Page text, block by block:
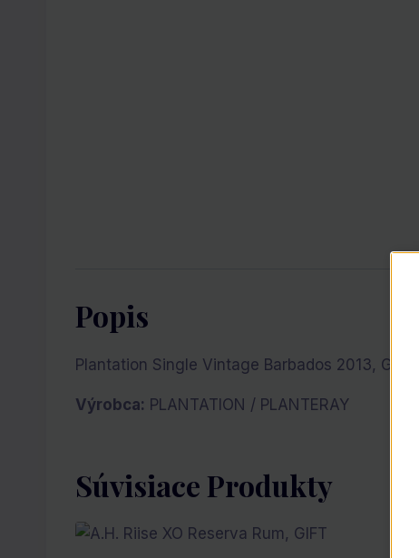
Popis
Plantation Single Vintage Barbados 2013, GIFT
Výrobca: PLANTATION / PLANTERAY
Súvisiace Produkty